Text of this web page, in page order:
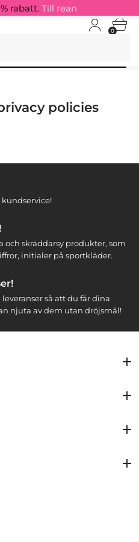
0
rabatt. Till rean
policies
och skräddarsy produkter, som
initialer på sportkläder.
så att du får dina
njuta av dem utan dröjsmål!